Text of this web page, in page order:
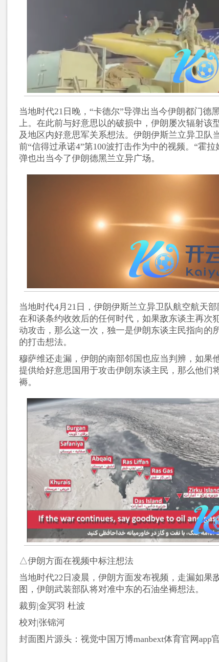
当地时代21日晚，“卡德尔”导弹出当今伊朗都门德
上。在此前与好意思以的破损中，伊朗屡次辐射该
及地区内好意思军关系想法。伊朗伊斯兰立异卫队
前“信得过承诺4”第100波打击作为中的视频。“霍
弹也出当今了伊朗德黑兰立异广场。
当地时代4月21日，伊朗伊斯兰立异卫队航空航天
在和谈条约收效后的任何时代，如果敌东谈主再次
动攻击，那么这一次，独一是伊朗东谈主民指向的
的打击想法。
穆萨维还走漏，伊朗的南部邻国也应当判辨，如果
提供给好意思国用于攻击伊朗东谈主民，那么他们
褥。
△伊朗方面在视频中标注想法
当地时代22日凌晨，伊朗方面发布视频，走漏如果
图，伊朗武装部队将对准中东的石油坐褥想法。
裁剪|金冥羽 杜波
校对|张锦河
封面图片源头：视觉中国万博manbext体育官网app